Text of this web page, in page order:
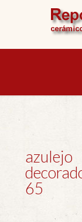
azulejo
65